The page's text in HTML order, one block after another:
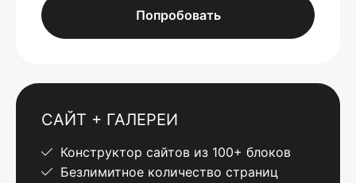
Попробовать
САЙТ + ГАЛЕРЕИ
Конструктор сайтов из 100+ блоков
Безлимитное количество страниц